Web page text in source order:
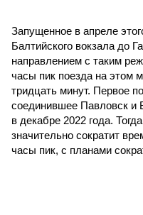
Запущенное в апреле
Балтийского вокзала до
направлением с таким
часы пик поезда на этом
тридцать минут. Первое
соединившее Павловск и
в декабре 2022 года.
значительно сократит
часы пик, с планами